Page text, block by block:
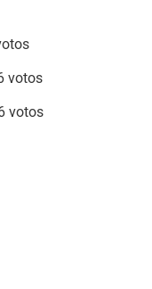
votos
votos